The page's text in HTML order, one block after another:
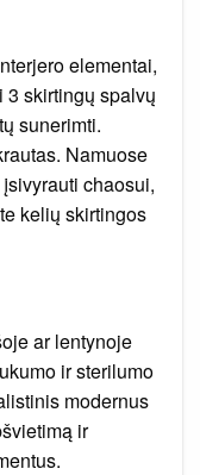
elementai,
skirtingų spalvų
sunerimti.
Namuose
chaosui,
kelių skirtingos
ar lentynoje
ir sterilumo
modernus
ir